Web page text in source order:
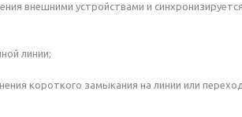
внешними устройствами и
линии;
короткого замыкания на линии или